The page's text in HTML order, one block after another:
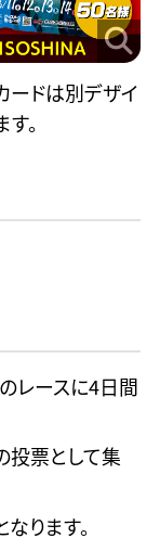
ードは別デザイ
。
レースに4日間
投票として集
ります。